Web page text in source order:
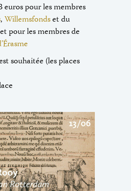
euros pour les membres
,Willemsfondset du
et pour les membres de
souhaitée (les places